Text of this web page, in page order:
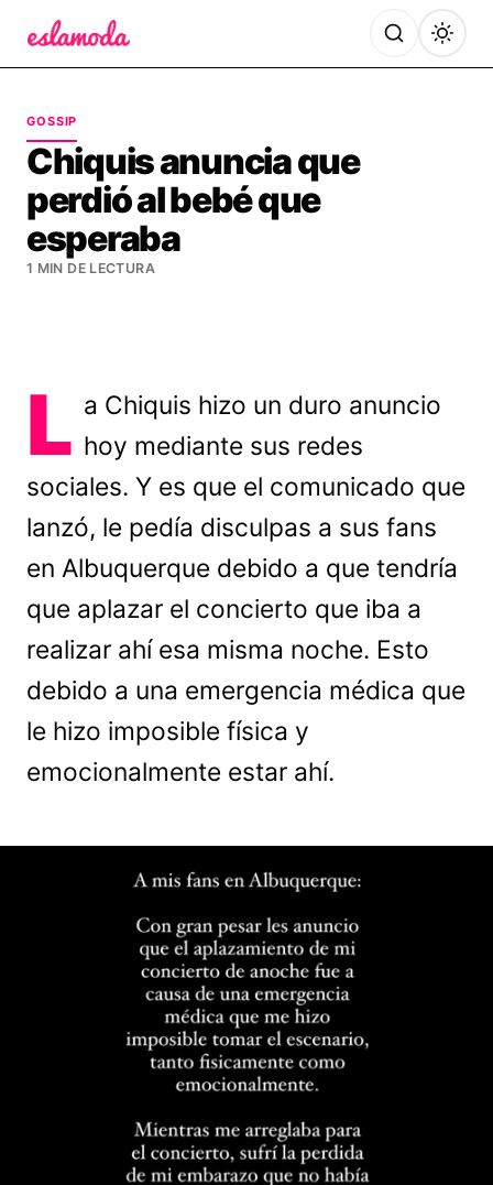
GOSSIP
Chiquis anuncia que
perdió al bebé que
esperaba
1 MIN DE LECTURA
L a Chiquis hizo un duro anuncio
hoy mediante sus redes
sociales. Y es que el comunicado que
lanzó, le pedía disculpas a sus fans
en Albuquerque debido a que tendría
que aplazar el concierto que iba a
realizar ahí esa misma noche. Esto
debido a una emergencia médica que
le hizo imposible física y
emocionalmente estar ahí.